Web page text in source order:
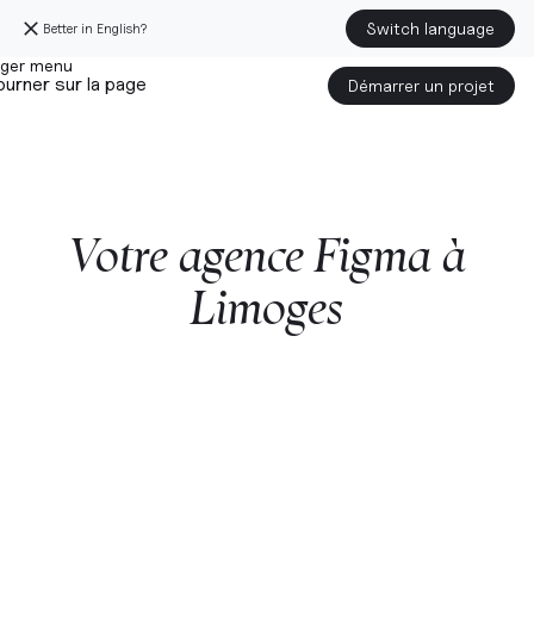
Better in English? Switch language
sur la page Démarrer un projet
VotreagenceFigmaà
Limoges